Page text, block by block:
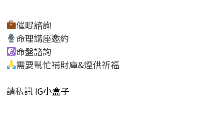
催眠諮詢
命理講座邀約
命盤諮詢
需要幫忙補財庫&煙供祈福
請私訊IG小盒子